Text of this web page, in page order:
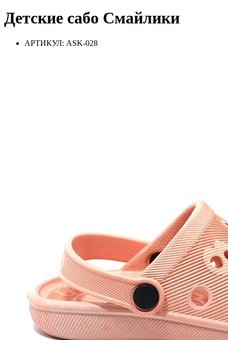
Детские сабо Смайлики
АРТИКУЛ: ASK-028